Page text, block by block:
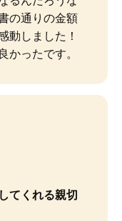
の通りの金額
動しました！
かったです。
てくれる親切